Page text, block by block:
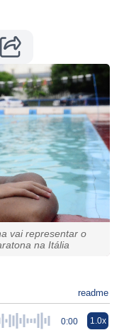
vai representar o
na Itália
readme
0:00 1.0x